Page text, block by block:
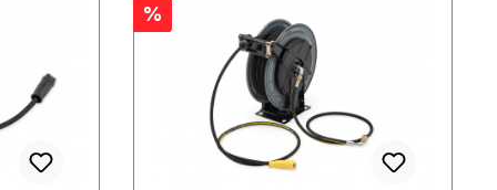
von 98°C am Austritt der
Rabatt
%